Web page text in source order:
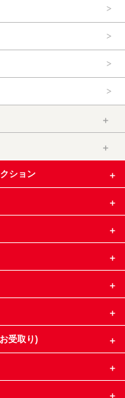
ション
受取り)